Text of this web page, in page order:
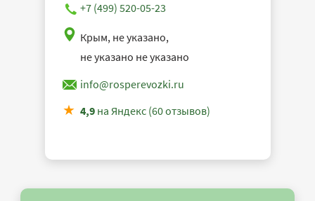
+7 (499) 520-05-23
Крым, не указано,
не указано не указано
info@rosperevozki.ru
4,9на Яндекс (60 отзывов)